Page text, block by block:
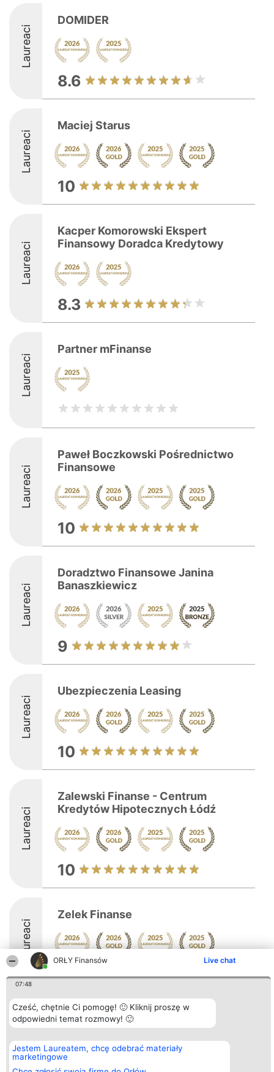
ORŁY Finansów Live chat
07:48
Cześć, chętnie Ci pomogę! 🙂 Kliknij proszę w
odpowiedni temat rozmowy! 🙂
Jestem Laureatem, chcę odebrać materiały
marketingowe
Laureaci
DOMIDER
8.6
Laureaci
Maciej Starus
10
Laureaci
Kacper Komorowski Ekspert
Finansowy Doradca Kredytowy
8.3
Laureaci
Partner mFinanse
Laureaci
Paweł Boczkowski Pośrednictwo
Finansowe
10
Laureaci
Doradztwo Finansowe Janina
Banaszkiewicz
9
Laureaci
Ubezpieczenia Leasing
10
Laureaci
Zalewski Finanse - Centrum
Kredytów Hipotecznych Łódź
10
Laureaci
Zelek Finanse
9.9
Organizator plebiscytu
Bright Side Solutions sp. z o.
ul. Ruska 22
Wrocław 50-079
KRS 0000749100 | Regon
Plebiscyt
Laureaci
wszystkich
Laureatów
Kontakt